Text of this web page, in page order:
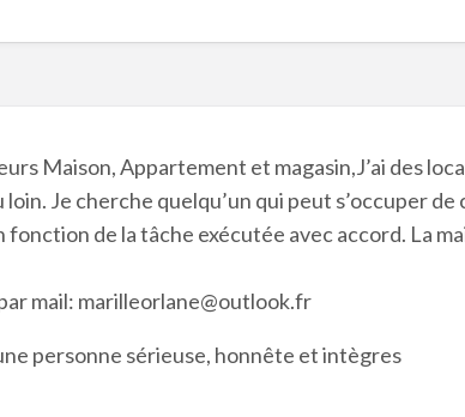
Maison, Appartement et magasin,J’ai des
Je cherche quelqu’un qui peut s’occuper de
fonction de la tâche exécutée avec accord. La
mail: marilleorlane@outlook.fr
personne sérieuse, honnête et intègres